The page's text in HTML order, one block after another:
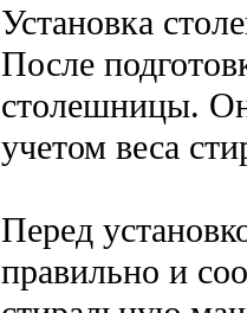
Установка
После
столешницы.
учетом веса
Перед
правильно и